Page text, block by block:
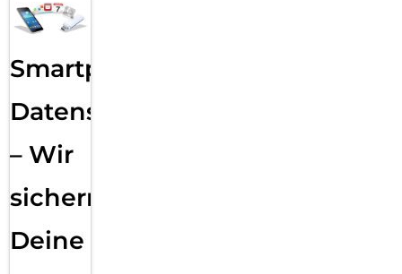
Smartphone
Datensicherung
– Wir
sichern
Deine